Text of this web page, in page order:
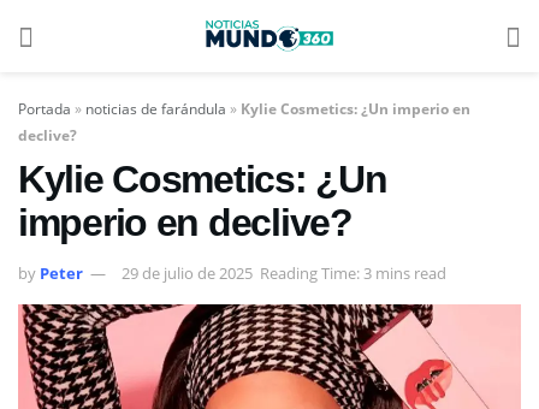
Portada » noticias de farándula » Kylie Cosmetics: ¿Un imperio en
declive?
Kylie Cosmetics: ¿Un
imperio en declive?
by Peter 29 de julio de 2025 Reading Time: 3 mins read